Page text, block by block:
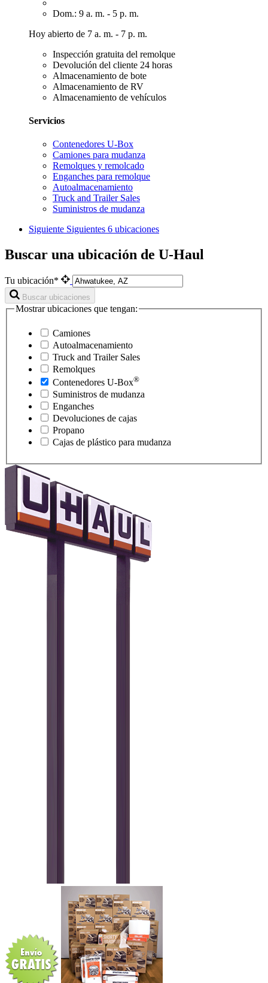
Dom.: 9 a. m. - 5 p. m.
Hoy abierto de 7 a. m. - 7 p. m.
Inspección gratuita del remolque
Devolución del cliente 24 horas
Almacenamiento de bote
Almacenamiento de RV
Almacenamiento de vehículos
Servicios
Contenedores U-Box
Camiones para mudanza
Remolques y remolcado
Enganches para remolque
Autoalmacenamiento
Truck and Trailer Sales
Suministros de mudanza
Siguiente Siguientes 6 ubicaciones
Buscar una ubicación de U-Haul
Tu ubicación*
Buscar ubicaciones
Mostrar ubicaciones que tengan:
Camiones
Autoalmacenamiento
Truck and Trailer Sales
Remolques
Contenedores U-Box®
Suministros de mudanza
Enganches
Devoluciones de cajas
Propano
Cajas de plástico para mudanza